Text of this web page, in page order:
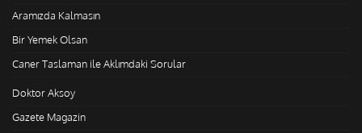
Aramızda Kalmasın
Bir Yemek Olsan
Caner Taslaman ile Aklımdaki Sorular
Doktor Aksoy
Gazete Magazin